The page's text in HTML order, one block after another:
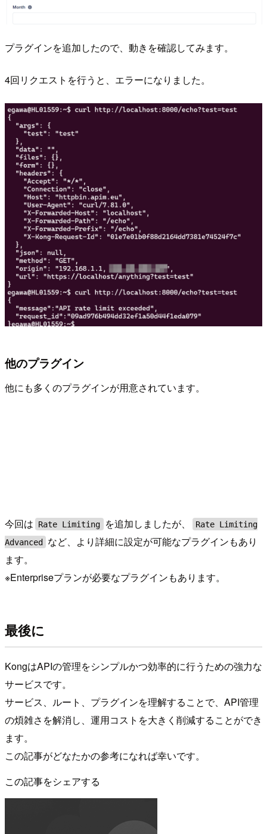
プラグインを追加したので、動きを確認してみます。
4回リクエストを行うと、エラーになりました。
他のプラグイン
他にも多くのプラグインが用意されています。
今回は Rate Limiting を追加しましたが、
Rate Limiting
Advanced など、より詳細に設定が可能なプラグインもあり
ます。
※Enterpriseプランが必要なプラグインもあります。
最後に
KongはAPIの管理をシンプルかつ効率的に行うための強力な
サービスです。
サービス、ルート、プラグインを理解することで、API管理
の煩雑さを解消し、運用コストを大きく削減することができ
ます。
この記事がどなたかの参考になれば幸いです。
この記事をシェアする